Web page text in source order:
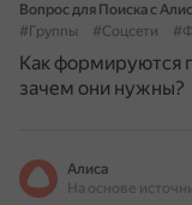
Вопрос для Поиска с
#Группы
#Соцсети
Как формируются
зачем они нужны?
Алиса